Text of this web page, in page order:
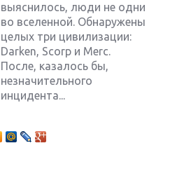
выяснилось, люди не одни
во вселенной. Обнаружены
целых три цивилизации:
Darken, Scorp и Merc.
После, казалось бы,
незначительного
инцидента...